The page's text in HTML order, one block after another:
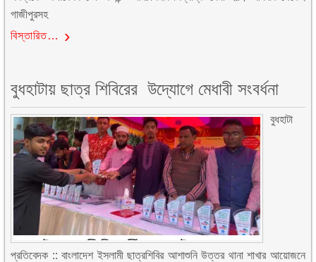
গাজীপুরসহ
বিস্তারিত…
বুধহাটায় ছাত্র শিবিরের উদ্যোগে মেধাবী সংবর্ধনা
বুধহাটা
প্রতিবেদক :: বাংলাদেশ ইসলামী ছাত্রশিবির আশাশুনি উত্তর থানা শাখার আয়োজনে